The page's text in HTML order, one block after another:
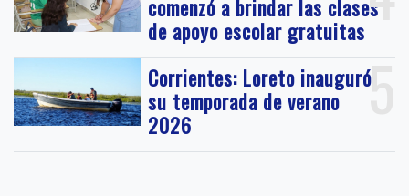
comenzó a brindar las clases
de apoyo escolar gratuitas
5
Corrientes: Loreto inauguró
su temporada de verano
2026